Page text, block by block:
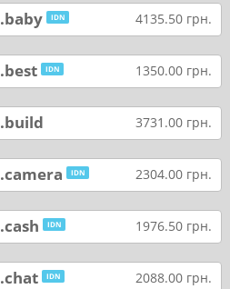
.baby IDN 4135.50 грн.
.best IDN 1350.00 грн.
.build 3731.00 грн.
.camera IDN 2304.00 грн.
.cash IDN 1976.50 грн.
.chat IDN 2088.00 грн.